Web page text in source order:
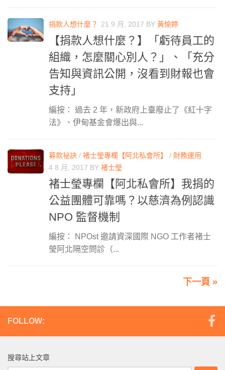
捐款人想什麼？ 21 9 月, 2017 BY 黃愉婷
【捐款人想什麼？】「虧待員工的
組織，怎麼關心別人？」、「充分
告知與資訊公開，沒看到財報也會
支持」
編按： 過去 2 年，新政府上臺廢止了《紅十字
法》、伊甸基金會爆出與...
募款祕訣 / 褚士瑩專欄【阿北私會所】 / 財務運用
4 8 月, 2017 BY 褚士瑩
褚士瑩專欄【阿北私會所】我捐的
公益團體可靠嗎？以慈濟為例認識
NPO 監督機制
編按： NPOst 邀請資深國際 NGO 工作者褚士
瑩阿北隔空問診（...
下一頁 »
FOLLOW:
搜尋站上文章